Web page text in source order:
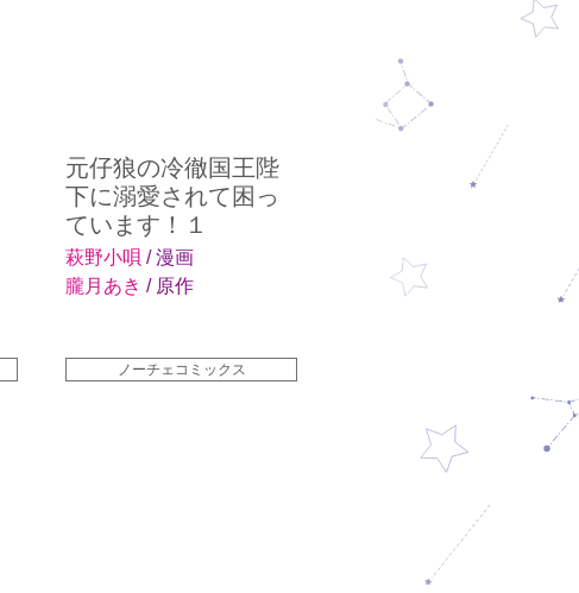
元仔狼の冷徹国王陛
下に溺愛されて困っ
ています！１
萩野小唄 / 漫画
朧月あき / 原作
ノーチェコミックス